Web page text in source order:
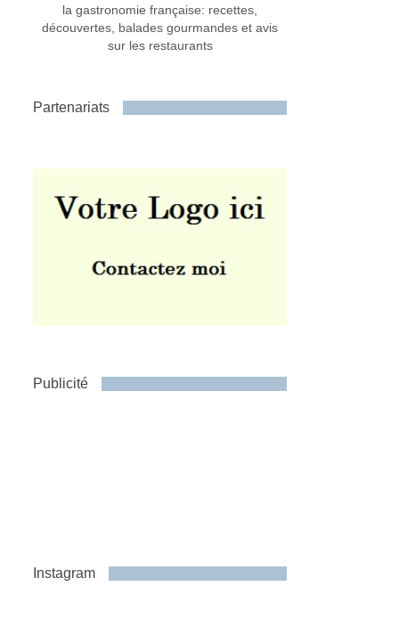
la gastronomie française: recettes,
découvertes, balades gourmandes et avis
sur les restaurants
Partenariats
Publicité
Instagram